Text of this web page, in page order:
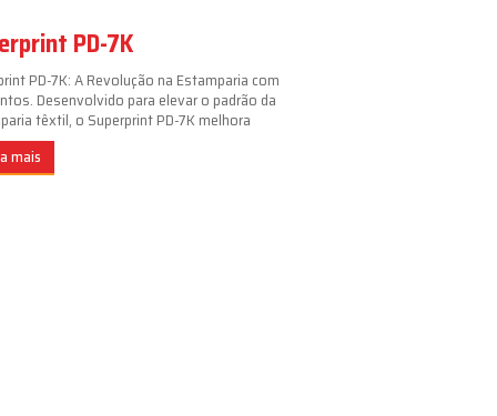
PD-7K
PD-7K: A Revolução na Estamparia com
Desenvolvido para elevar o padrão da
têxtil, o Superprint PD-7K melhora
mais